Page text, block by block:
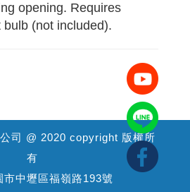
opening. Requires
(not included).
司 @ 2020 copyright 版權所
有
市中壢區福嶺路193號